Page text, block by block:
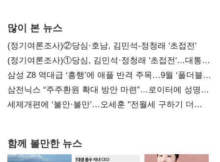
많이 본 뉴스
(정기여론조사)②당심·호남, 김민석-정청래 '초접전'
(정기여론조사)①당심, 김민석·정청래 '초접전'…대통령
지지도 '50% 아래로'(종합)
삼성 Z8 역대급 ‘흥행’에 애플 반격 주목…9월 ‘폴더블
대전’
삼전닉스 “주주환원 확대 방안 마련”…로이터에 성명
보내
세제개편에 ‘불안·불만’…오세훈 "전월세 구하기 더
함께 볼만한 뉴스